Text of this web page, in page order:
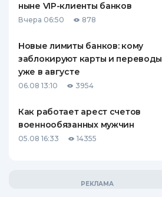
ныне VIP-клиенты банков
Вчера 06:50 878
Новые лимиты банков: кому
заблокируют карты и переводы
уже в августе
06.08 13:10 3954
Как работает арест счетов
военнообязанных мужчин
05.08 16:33 14355